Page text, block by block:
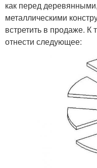
как перед
металлическими
встретить в продаже.
отнести следующее: